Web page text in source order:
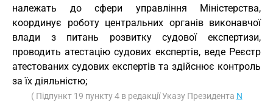
належать до сфери управління Міністерства,
координує роботу центральних органів виконавчої
влади з питань розвитку судової експертизи,
проводить атестацію судових експертів, веде Реєстр
атестованих судових експертів та здійснює контроль
за їх діяльністю;
( Підпункт 19 пункту 4 в редакції Указу Президента N